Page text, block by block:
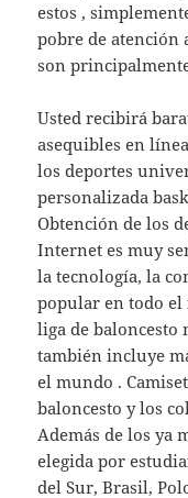
estos ,
pobre de atención
son
Usted recibirá
asequibles en
los deportes
personalizada
Obtención de los
Internet es muy
la tecnología, la
popular en todo el
liga de baloncesto
también incluye
el mundo .
baloncesto y los
Además de los ya
elegida por
del Sur, Brasil,